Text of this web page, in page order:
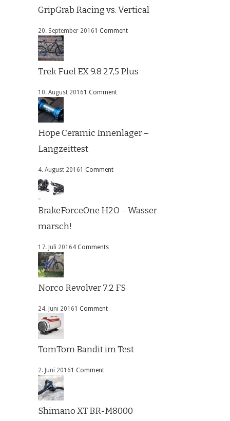
GripGrab Racing vs. Vertical
20. September 20161 Comment
Trek Fuel EX 9.8 27,5 Plus
10. August 20161 Comment
Hope Ceramic Innenlager –
Langzeittest
4. August 20161 Comment
BrakeForceOne H2O – Wasser
marsch!
17. Juli 20164 Comments
Norco Revolver 7.2 FS
24. Juni 20161 Comment
TomTom Bandit im Test
2. Juni 20161 Comment
Shimano XT BR-M8000